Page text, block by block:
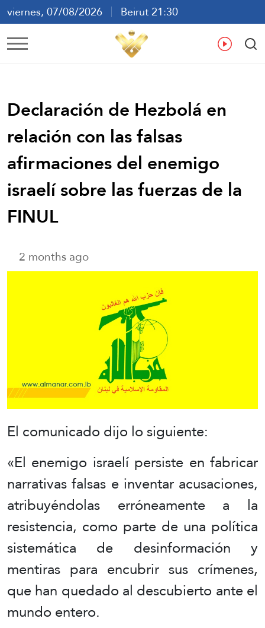
viernes, 07/08/2026
Beirut 21:30
ع En
Declaración de Hezbolá en
relación con las falsas
afirmaciones del enemigo
israelí sobre las fuerzas de la
FINUL
2 months ago
El comunicado dijo lo siguiente:
«El enemigo israelí persiste en fabricar
narrativas falsas e inventar acusaciones,
atribuyéndolas erróneamente a la
resistencia, como parte de una política
sistemática de desinformación y
mentiras para encubrir sus crímenes,
que han quedado al descubierto ante el
mundo entero.